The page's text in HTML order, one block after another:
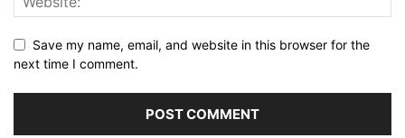
Save my name, email, and website in this browser for the
next time I comment.